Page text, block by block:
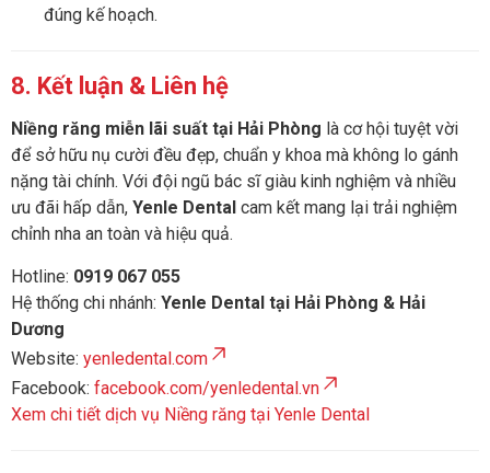
đúng kế hoạch.
8. Kết luận & Liên hệ
Niềng răng miễn lãi suất tại Hải Phòng là cơ hội tuyệt vời
để sở hữu nụ cười đều đẹp, chuẩn y khoa mà không lo gánh
nặng tài chính. Với đội ngũ bác sĩ giàu kinh nghiệm và nhiều
ưu đãi hấp dẫn, Yenle Dental cam kết mang lại trải nghiệm
chỉnh nha an toàn và hiệu quả.
Hotline: 0919 067 055
Hệ thống chi nhánh: Yenle Dental tại Hải Phòng & Hải
Dương
Website: yenledental.com
Facebook: facebook.com/yenledental.vn
Xem chi tiết dịch vụ Niềng răng tại Yenle Dental